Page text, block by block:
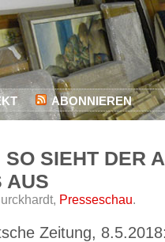
ABONNIEREN
SIEHT DER
AUS
Presseschau.
Zeitung,